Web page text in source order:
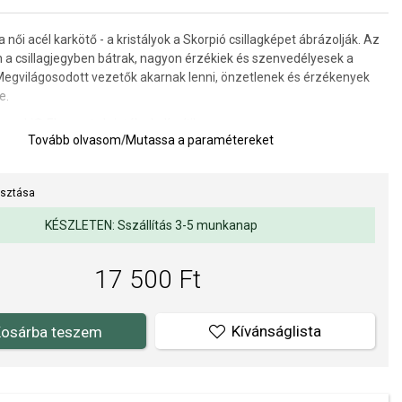
női acél karkötő - a kristályok a Skorpió csillagképet ábrázolják. Az
a csillagjegyben bátrak, nagyon érzékiek és szenvedélyesek a
vezetők akarnak lenni, önzetlenek és érzékenyek
15 + 3 cm, a medál átmérője kb. 1,7 cm.
hivatalos forgalmazója. Biztos lehet benne, hogy eredeti
a komplett márkás csomagolásban.
Tovább olvasom/Mutassa a paramétereket
KÉSZLETEN: Sszállítás 3-5 munkanap
17 500 Ft
teszem Kívánságlista